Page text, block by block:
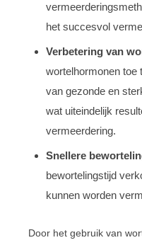
het succesvol
Verbetering van
wortelhormonen toe
van gezonde en
wat uiteindelijk
vermeerdering.
Snellere
bewortelingstijd
kunnen worden
Door het gebruik van